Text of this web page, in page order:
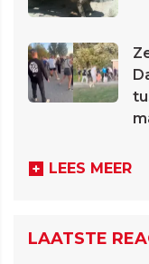
LEES MEER
LAATSTE